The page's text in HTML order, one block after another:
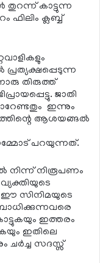
കാട്ടുന്ന
ഫിലിം ക്ലബ്ബ്
പ്രത്യക്ഷപ്പെടുന്ന
തിരുത്ത്
ജാതി
ഇന്നും
ആശയങ്ങല്‍
പറയുന്നത്.
നിന്ന് നിരൂപണം
ഈ സിനിമയുടെ
ഇത്തരം
ഇതിലെ
ചര്‍ച്ച സദസ്സ്